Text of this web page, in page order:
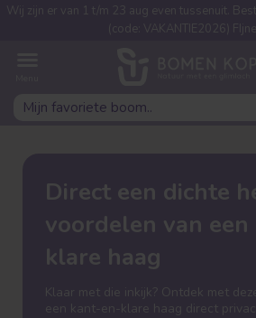
Wij zijn er van 1 t/m 23 aug even tussenuit.
(code: VAKANTIE2026)
Direct een dichte
voordelen van een
klare haag
Klaar met die inkijk? Ontdek met
een kant-en-klare haag direct